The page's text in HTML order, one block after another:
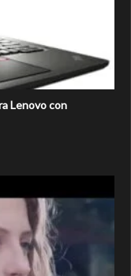
Lenovo con